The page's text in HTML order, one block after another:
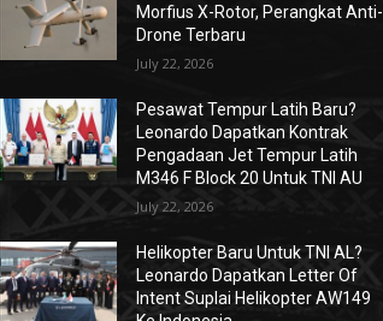
Morfius X-Rotor, Perangkat Anti-
Drone Terbaru
July 22, 2026
Pesawat Tempur Latih Baru?
Leonardo Dapatkan Kontrak
Pengadaan Jet Tempur Latih
M346 F Block 20 Untuk TNI AU
July 22, 2026
Helikopter Baru Untuk TNI AL?
Leonardo Dapatkan Letter Of
Intent Suplai Helikopter AW149